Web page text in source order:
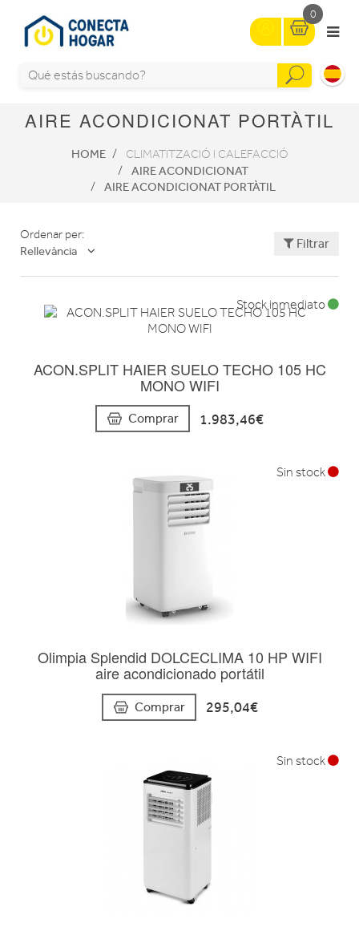
0
AIRE ACONDICIONAT PORTÀTIL
HOME CLIMATITZACIÓ I CALEFACCIÓ
AIRE ACONDICIONAT
AIRE ACONDICIONAT PORTÀTIL
Ordenar per:
Rellevància
Filtrar
ACON.SPLIT HAIER SUELO TECHO 105 HC
MONO WIFI
Comprar 1.983,46€
Stock inmediato
Olimpia Splendid DOLCECLIMA 10 HP WIFI
aire acondicionado portátil
Comprar 295,04€
Sin stock
Sin stock